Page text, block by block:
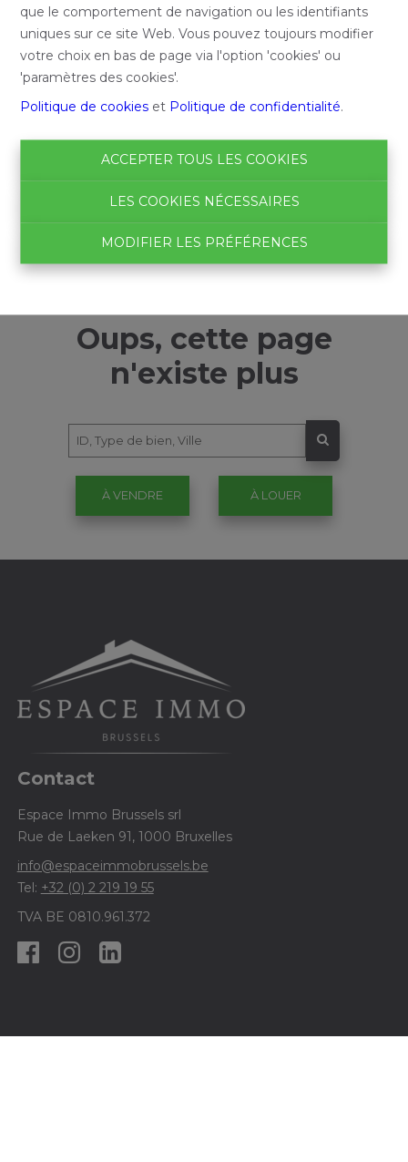
que le comportement de navigation ou les identifiants
uniques sur ce site Web. Vous pouvez toujours modifier
votre choix en bas de page via l'option 'cookies' ou
'paramètres des cookies'.
Politique de cookies et Politique de confidentialité.
ACCEPTER TOUS LES COOKIES
LES COOKIES NÉCESSAIRES
MODIFIER LES PRÉFÉRENCES
Oups, cette page
n'existe plus
À VENDRE À LOUER
Contact
Espace Immo Brussels srl
Rue de Laeken 91, 1000 Bruxelles
info@espaceimmobrussels.be
Tel: +32 (0) 2 219 19 55
TVA BE 0810.961.372